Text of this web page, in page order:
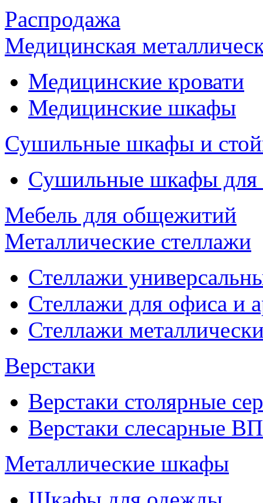
Распродажа
Медицинская
Медицинские кровати
Медицинские шкафы
Сушильные шкафы и
Сушильные шкафы
Мебель для общежитий
Металлические стеллажи
Стеллажи
Стеллажи для офиса и
Стеллажи
Верстаки
Верстаки столярные
Верстаки слесарные ВП
Металлические шкафы